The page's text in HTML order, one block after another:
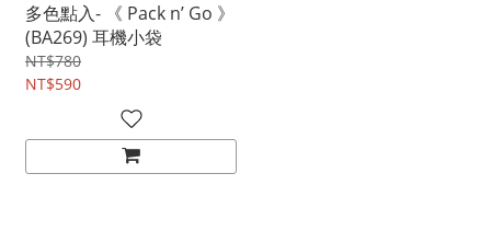
多色點入- 《 Pack n’ Go 》
(BA269) 耳機小袋
NT$780
NT$590